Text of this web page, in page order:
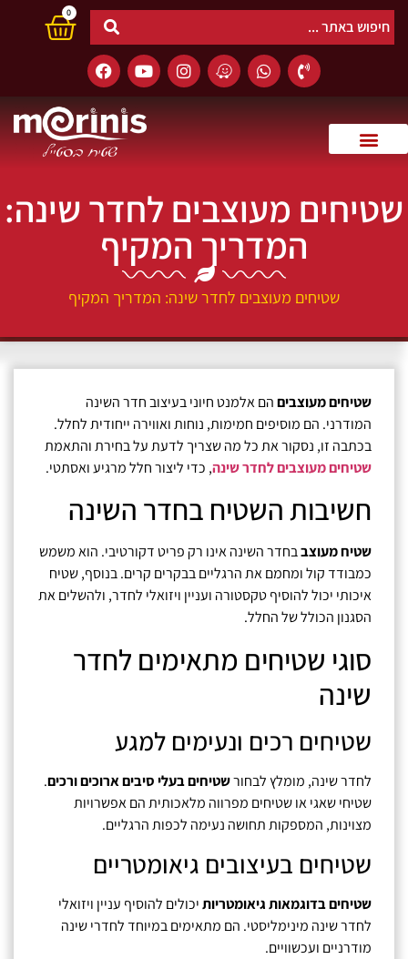
0
שטיחים מעוצבים לחדר שינה:
המדריך המקיף
שטיחים מעוצבים לחדר שינה: המדריך המקיף
שטיחים מעוצביםהם אלמנט חיוני בעיצוב חדר השינה
המודרני. הם מוסיפים חמימות, נוחות ואווירה ייחודית לחלל.
בכתבה זו, נסקור את כל מה שצריך לדעת על בחירת והתאמת
שטיחים מעוצבים לחדר שינה, כדי ליצור חלל מרגיע ואסתטי.
חשיבות השטיח בחדר השינה
שטיח מעוצבבחדר השינה אינו רק פריט דקורטיבי. הוא משמש
כמבודד קול ומחמם את הרגליים בבקרים קרים. בנוסף, שטיח
איכותי יכול להוסיף טקסטורה ועניין ויזואלי לחדר, ולהשלים את
הסגנון הכולל של החלל.
סוגי שטיחים מתאימים לחדר
שינה
שטיחים רכים ונעימים למגע
לחדר שינה, מומלץ לבחורשטיחים בעלי סיבים ארוכים ורכים.
שטיחי שאגי או שטיחים מפרווה מלאכותית הם אפשרויות
מצוינות, המספקות תחושה נעימה לכפות הרגליים.
שטיחים בעיצובים גיאומטריים
שטיחים בדוגמאות גיאומטריותיכולים להוסיף עניין ויזואלי
לחדר שינה מינימליסטי. הם מתאימים במיוחד לחדרי שינה
מודרניים ועכשוויים.